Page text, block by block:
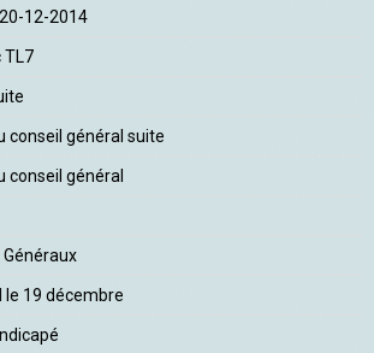
12-2014
TL7
conseil général suite
conseil général
Généraux
le 19 décembre